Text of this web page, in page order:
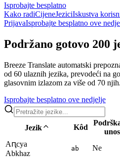
Isprobajte besplatno
Kako radiCijeneJeziciIskustva
PrijavaIsprobajte besplatno ove
Podržano gotovo 200
Breeze Translate automatski
od 60 ulaznih jezika, prevodeći na
glasovnim izlazom za više od 70 njih.
Isprobajte besplatno ove nedjelje
Jezik Kôd
unos
Аԥсуа
Abkhaz
ab Ne